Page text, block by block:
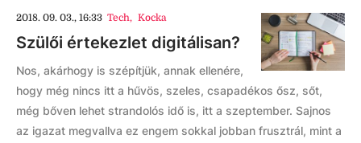
2018. 09. 03., 16:33 Tech, Kocka
Szülői értekezlet digitálisan?
Nos, akárhogy is szépítjük, annak ellenére,
hogy még nincs itt a hűvös, szeles, csapadékos ősz, sőt,
még bőven lehet strandolós idő is, itt a szeptember. Sajnos
az igazat megvallva ez engem sokkal jobban frusztrál, mint a